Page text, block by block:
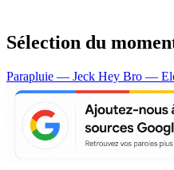
Sélection du
Parapluie — Jeck Hey Bro —